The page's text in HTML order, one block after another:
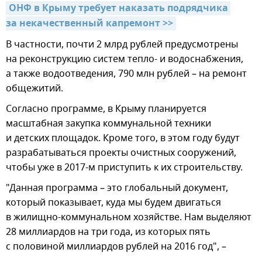
ОНФ в Крыму требует наказать подрядчика
за некачественный капремонт >>
В частности, почти 2 млрд рублей предусмотрены
на реконструкцию систем тепло- и водоснабжения,
а также водоотведения, 790 млн рублей – на ремонт
общежитий.
Согласно программе, в Крыму планируется
масштабная закупка коммунальной техники
и детских площадок. Кроме того, в этом году будут
разрабатываться проекты очистных сооружений,
чтобы уже в 2017-м приступить к их строительству.
"Данная программа – это глобальный документ,
который показывает, куда мы будем двигаться
в жилищно-коммунальном хозяйстве. Нам выделяют
28 миллиардов на три года, из которых пять
с половиной миллиардов рублей на 2016 год", –